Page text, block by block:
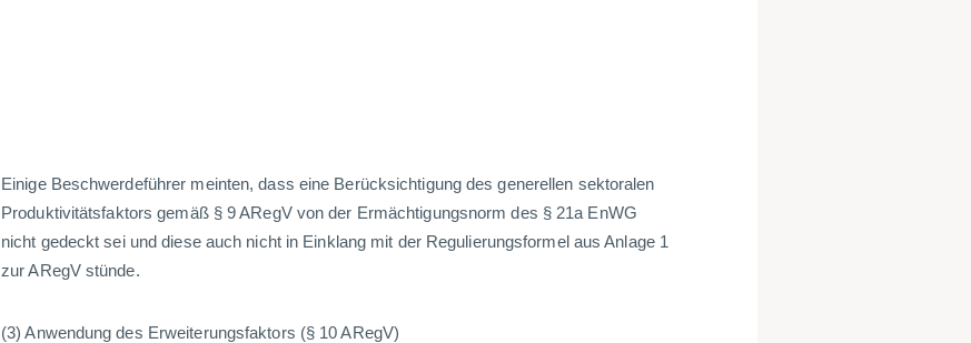
Einige Beschwerdeführer meinten, dass eine Berücksichtigung des generellen sektoralen
Produktivitätsfaktors gemäß § 9 ARegV von der Ermächtigungsnorm des § 21a EnWG
nicht gedeckt sei und diese auch nicht in Einklang mit der Regulierungsformel aus Anlage 1
zur ARegV stünde.
(3) Anwendung des Erweiterungsfaktors (§ 10 ARegV)